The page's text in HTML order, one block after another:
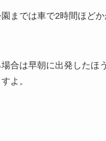
までは車で2時間ほどか
合は早朝に出発したほ
よ。